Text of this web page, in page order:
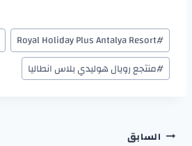
#
Royal Holiday Plus Antalya Resort
#منتجع رويال هوليدي بلاس انطاليا
السابق